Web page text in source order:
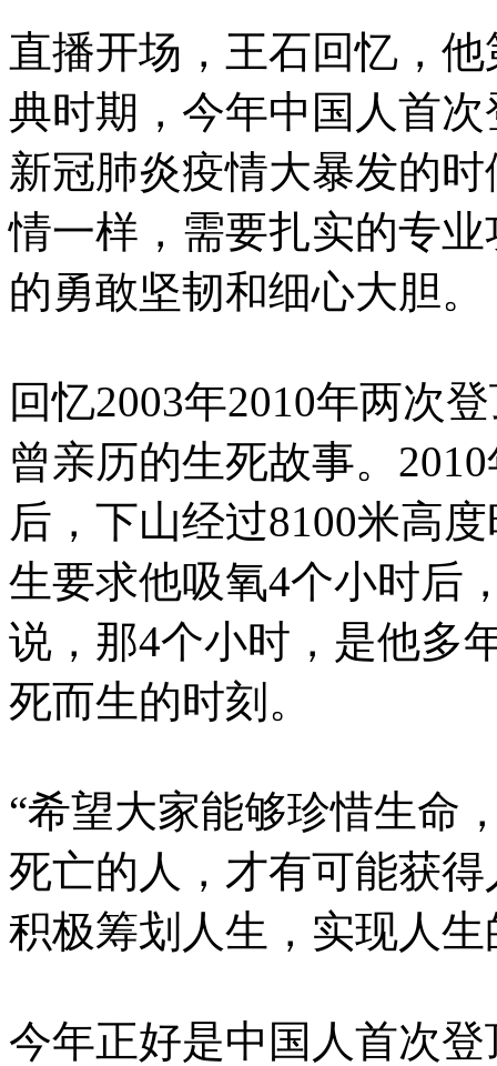
直播开场，王石回忆，
典时期，今年中国人首
新冠肺炎疫情大暴发的
情一样，需要扎实的专
的勇敢坚韧和细心大胆。
回忆2003年2010年两次
曾亲历的生死故事。
后，下山经过8100米高
生要求他吸氧4个小时后
说，那4个小时，是他多
死而生的时刻。
“希望大家能够珍惜生命
死亡的人，才有可能获
积极筹划人生，实现人
今年正好是中国人首次